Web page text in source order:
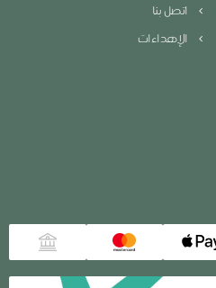
اتصل بنا
الإهداءات